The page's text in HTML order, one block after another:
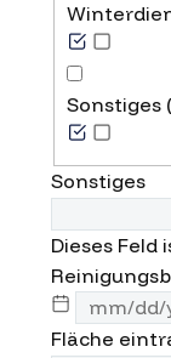
Sonstiges
Sonstiges
Dieses Feld
Fläche